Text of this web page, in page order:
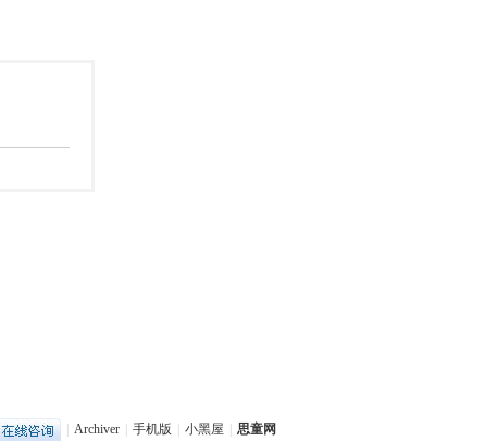
Archiver 手机版 小黑屋
思童网